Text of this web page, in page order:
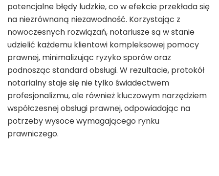
potencjalne błędy ludzkie, co w efekcie przekłada się
na niezrównaną niezawodność. Korzystając z
nowoczesnych rozwiązań, notariusze są w stanie
udzielić każdemu klientowi kompleksowej pomocy
prawnej, minimalizując ryzyko sporów oraz
podnosząc standard obsługi. W rezultacie, protokół
notarialny staje się nie tylko świadectwem
profesjonalizmu, ale również kluczowym narzędziem
współczesnej obsługi prawnej, odpowiadając na
potrzeby wysoce wymagającego rynku
prawniczego.